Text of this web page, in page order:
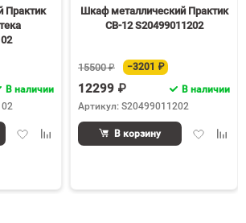
Практик
В наличии
ДобавитьДобавить
Шкаф металлический Практик
СВ-12 S20499011202
15500 ₽ −3201 ₽
12299 ₽
В наличии
Артикул: S20499011202
Добавить
В корзину